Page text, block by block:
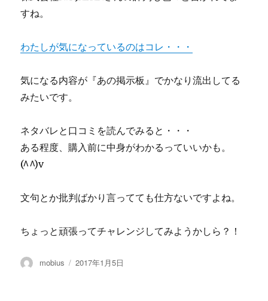
すね。
わたしが気になっているのはコレ・・・
気になる内容が『あの掲示板』でかなり流出してる
みたいです。
ネタバレと口コミを読んでみると・・・
ある程度、購入前に中身がわかるっていいかも。
(^^)v
文句とか批判ばかり言ってても仕方ないですよね。
ちょっと頑張ってチャレンジしてみようかしら？！
投
mobius
投
2017年1月5日